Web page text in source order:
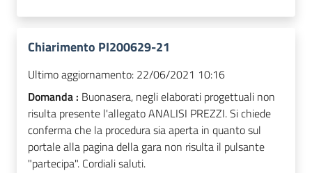
Chiarimento PI200629-21
Ultimo aggiornamento: 22/06/2021 10:16
Domanda : Buonasera, negli elaborati progettuali non
risulta presente l'allegato ANALISI PREZZI. Si chiede
conferma che la procedura sia aperta in quanto sul
portale alla pagina della gara non risulta il pulsante
"partecipa". Cordiali saluti.